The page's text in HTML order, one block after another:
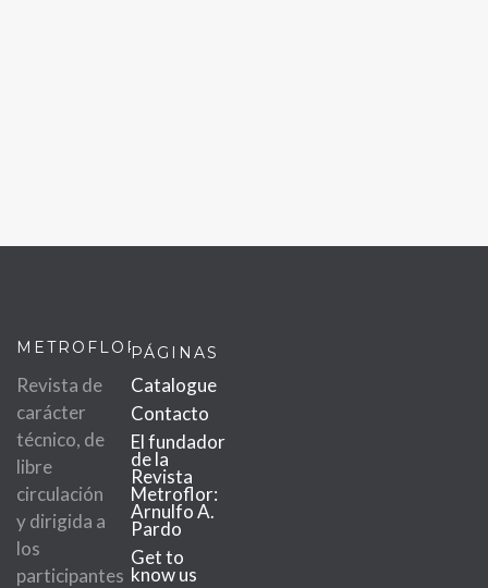
METROFLOR
Revista de
carácter
técnico, de
libre
circulación
y dirigida a
los
participantes
PÁGINAS
Catalogue
Contacto
El fundador
de la
Revista
Metroflor:
Arnulfo A.
Pardo
Get to
know us